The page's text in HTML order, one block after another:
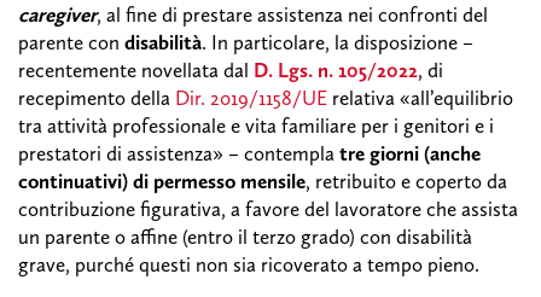
caregiver, al fine di prestare assistenza nei confronti del
parente con disabilità. In particolare, la disposizione –
recentemente novellata dal D. Lgs. n. 105/2022, di
recepimento della Dir. 2019/1158/UE relativa «all’equilibrio
tra attività professionale e vita familiare per i genitori e i
prestatori di assistenza» – contempla tre giorni (anche
continuativi) di permesso mensile, retribuito e coperto da
contribuzione figurativa, a favore del lavoratore che assista
un parente o affine (entro il terzo grado) con disabilità
grave, purché questi non sia ricoverato a tempo pieno.